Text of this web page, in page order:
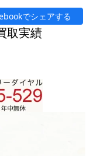
でシェアする
取実績